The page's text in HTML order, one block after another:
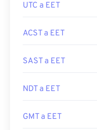
UTC a EET
ACST a EET
SAST a EET
NDT a EET
GMT a EET